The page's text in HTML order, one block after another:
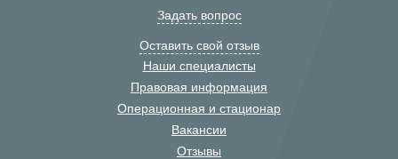
Задать вопрос
Оставить свой отзыв
Наши специалисты
Правовая информация
Операционная и стационар
Вакансии
Отзывы